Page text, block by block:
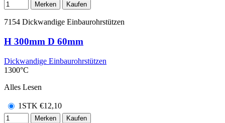
Merken Kaufen
7154 Dickwandige Einbaurohrstützen
H 300mm D 60mm
Dickwandige Einbaurohrstützen
1300°C
Alles Lesen
1STK €12,10
Merken Kaufen